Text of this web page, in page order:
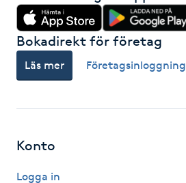
Klippning
Klippning & Slingor
Koppningsmassage
Bokadirekt för företag
Läs mer Företagsinloggning
Konto
Logga in